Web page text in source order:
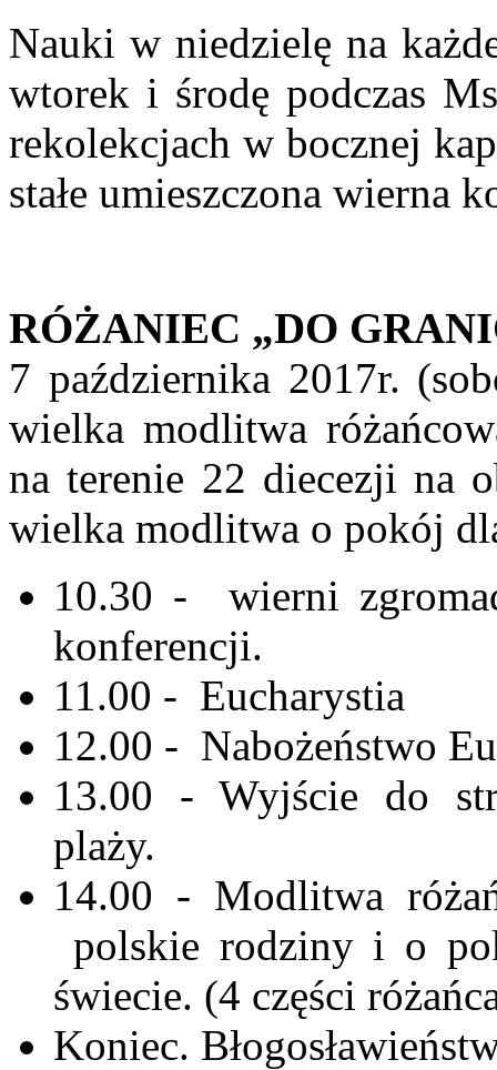
Nauki w niedzielę na
wtorek i środę podczas
rekolekcjach w bocznej
stałe umieszczona wierna
RÓŻANIEC „DO
7 października 2017r.
wielka modlitwa
na terenie 22 diecezji na
wielka modlitwa o pokój
10.30 - wierni
konferencji.
11.00 - Eucharystia
12.00 - Nabożeństwo
13.00 - Wyjście do
plaży.
14.00 - Modlitwa
polskie rodziny i o
świecie. (4 części
Koniec.